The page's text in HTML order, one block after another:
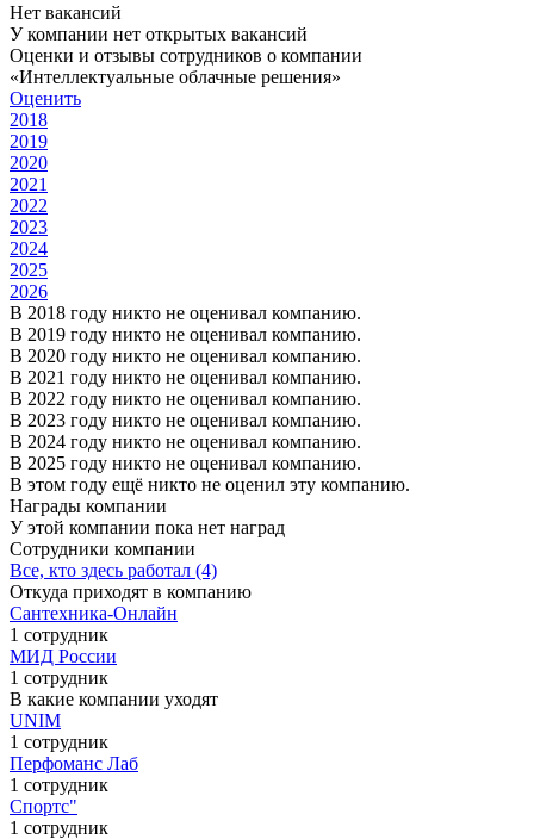
Нет вакансий
У компании нет открытых вакансий
Оценки и отзывы сотрудников о компании
«Интеллектуальные облачные решения»
Оценить
2018
2019
2020
2021
2022
2023
2024
2025
2026
В 2018 году никто не оценивал компанию.
В 2019 году никто не оценивал компанию.
В 2020 году никто не оценивал компанию.
В 2021 году никто не оценивал компанию.
В 2022 году никто не оценивал компанию.
В 2023 году никто не оценивал компанию.
В 2024 году никто не оценивал компанию.
В 2025 году никто не оценивал компанию.
В этом году ещё никто не оценил эту компанию.
Награды компании
У этой компании пока нет наград
Сотрудники компании
Все, кто здесь работал (4)
Откуда приходят в компанию
Сантехника-Онлайн
1 сотрудник
МИД России
1 сотрудник
В какие компании уходят
UNIM
1 сотрудник
Перфоманс Лаб
1 сотрудник
Спортс"
1 сотрудник